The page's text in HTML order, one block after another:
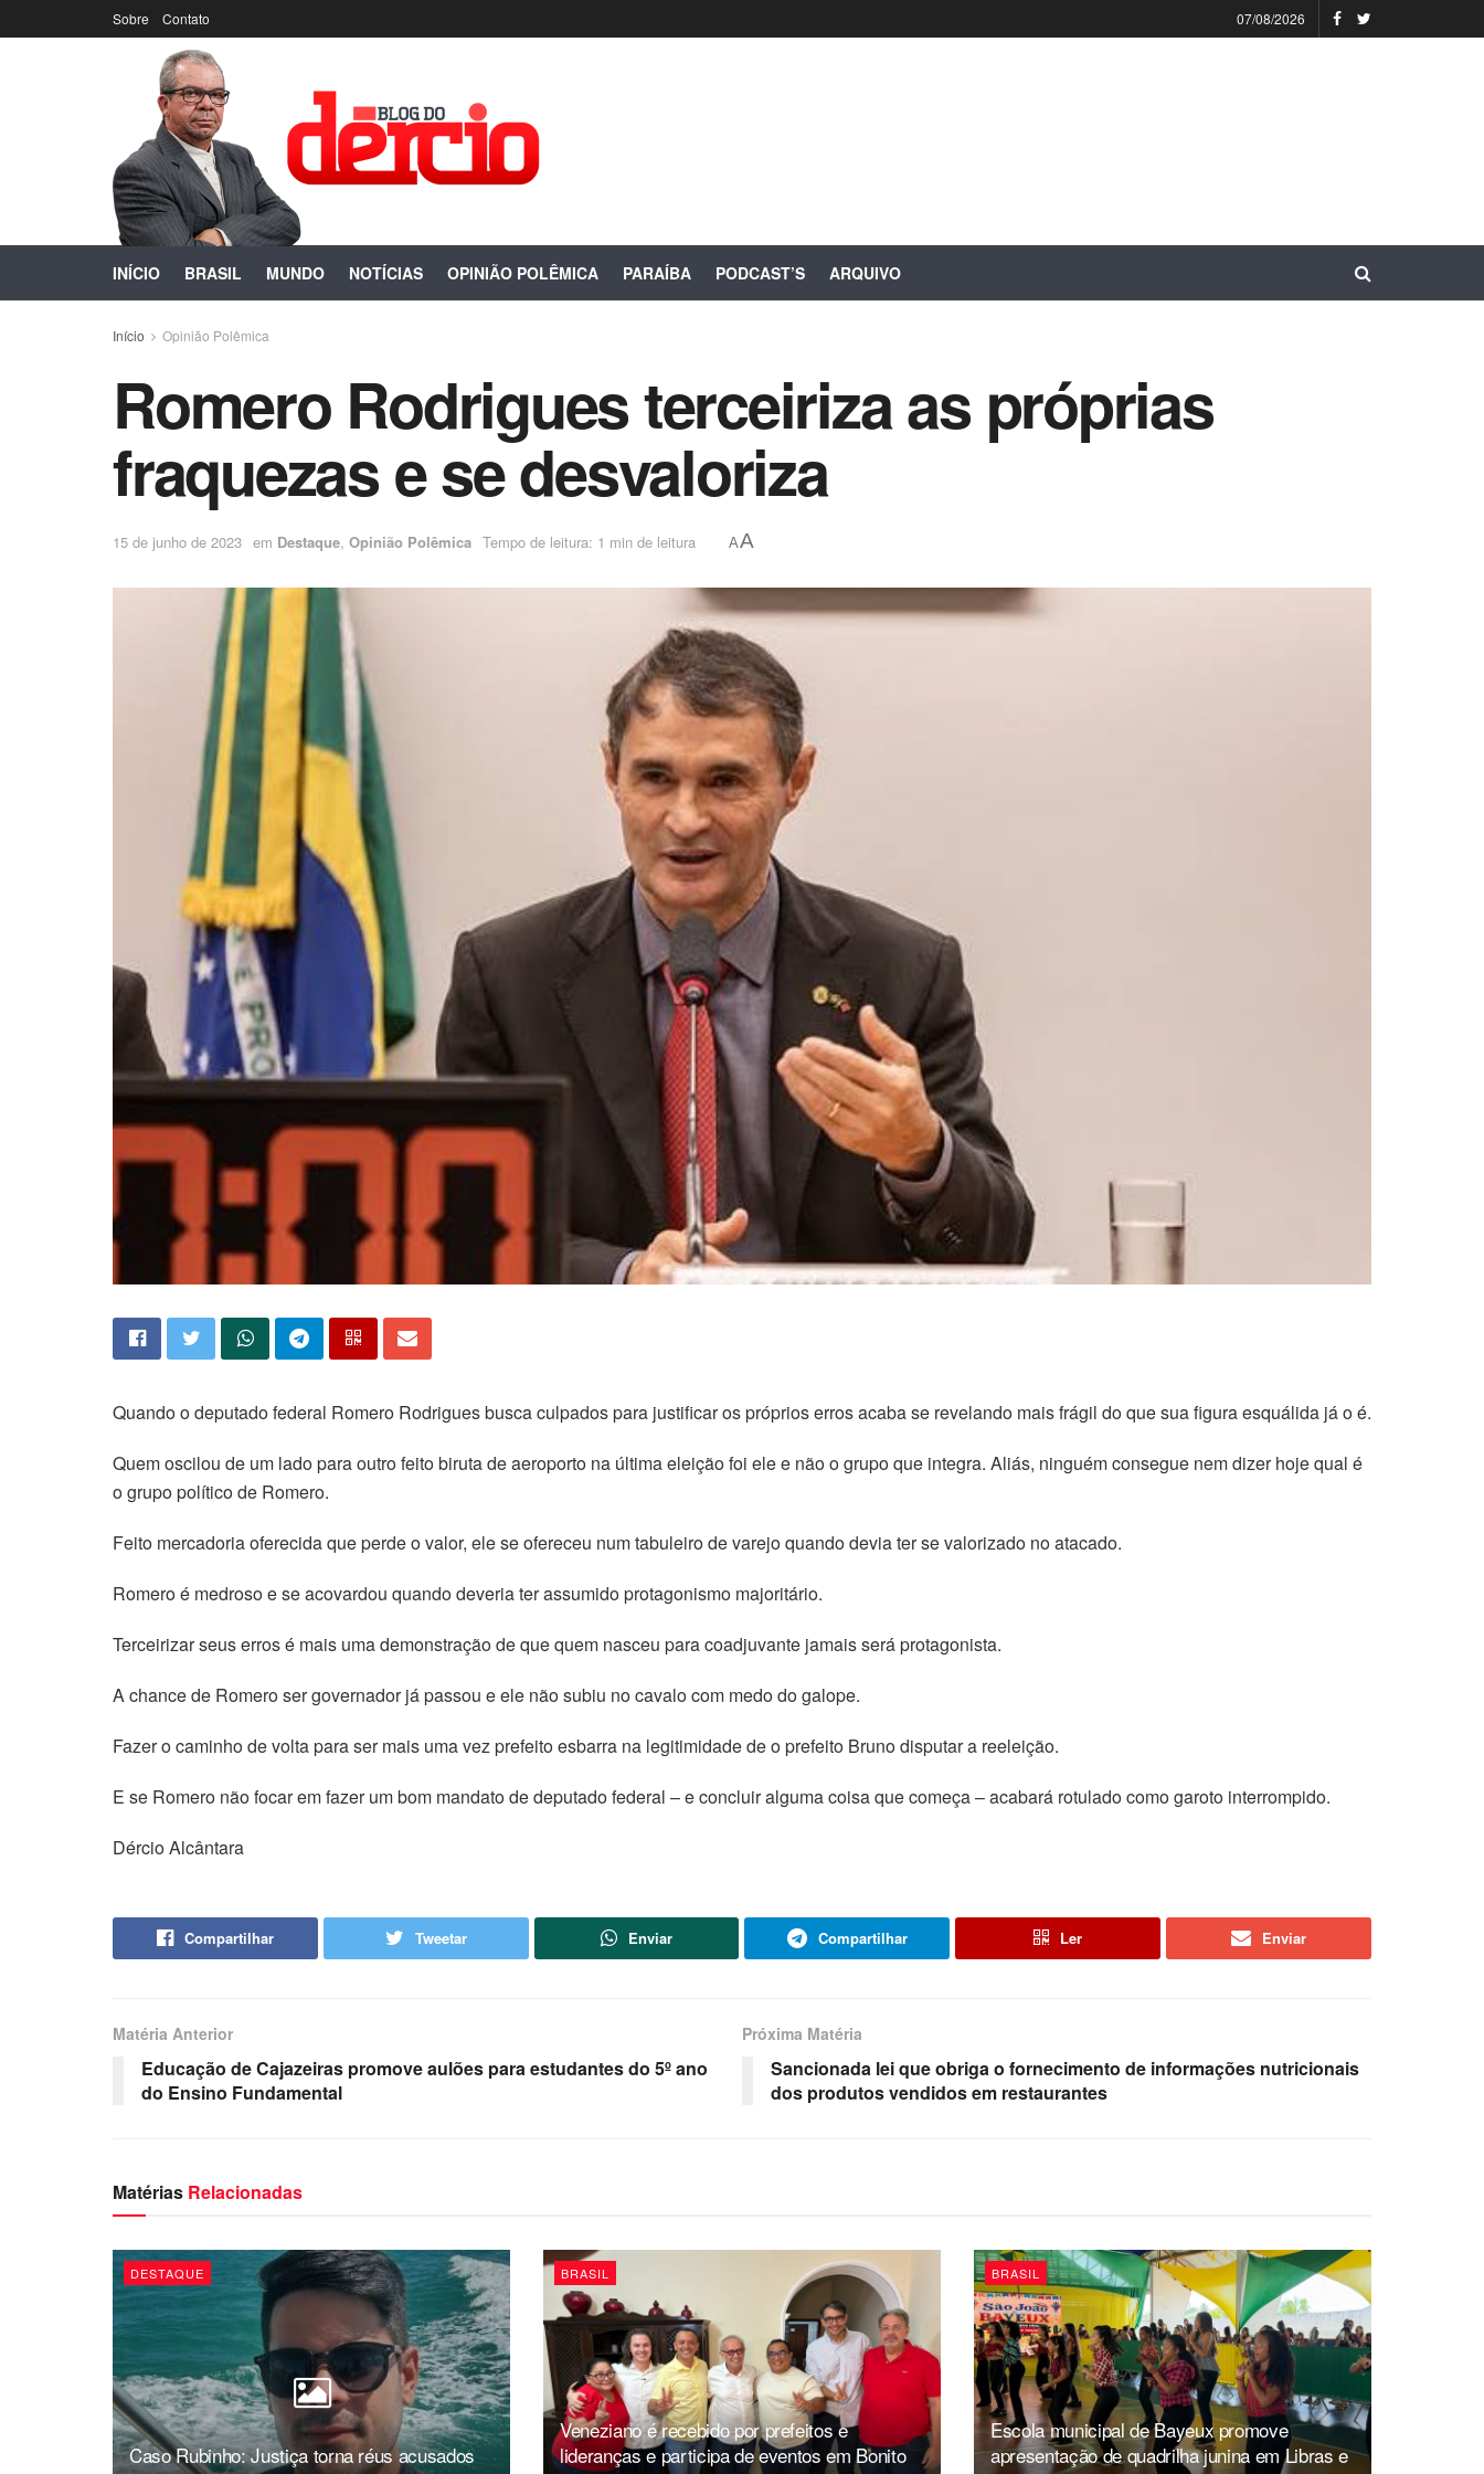
Sobre Contato 07/08/2026
INÍCIO BRASIL MUNDO NOTÍCIAS OPINIÃO POLÊMICA PARAÍBA PODCAST’S ARQUIVO
Início Opinião Polêmica
Romero Rodrigues terceiriza as próprias
fraquezas e se desvaloriza
15 de junho de 2023 em Destaque, Opinião Polêmica Tempo de leitura: 1 min de leitura AA
Quando o deputado federal Romero Rodrigues busca culpados para justificar os próprios erros acaba se revelando mais frágil do que sua figura esquálida já o é.
Quem oscilou de um lado para outro feito biruta de aeroporto na última eleição foi ele e não o grupo que integra. Aliás, ninguém consegue nem dizer hoje qual é
o grupo político de Romero.
Feito mercadoria oferecida que perde o valor, ele se ofereceu num tabuleiro de varejo quando devia ter se valorizado no atacado.
Romero é medroso e se acovardou quando deveria ter assumido protagonismo majoritário.
Terceirizar seus erros é mais uma demonstração de que quem nasceu para coadjuvante jamais será protagonista.
A chance de Romero ser governador já passou e ele não subiu no cavalo com medo do galope.
Fazer o caminho de volta para ser mais uma vez prefeito esbarra na legitimidade de o prefeito Bruno disputar a reeleição.
E se Romero não focar em fazer um bom mandato de deputado federal – e concluir alguma coisa que começa – acabará rotulado como garoto interrompido.
Dércio Alcântara
Compartilhar Tweetar Enviar Compartilhar Ler Enviar
Matéria Anterior
Educação de Cajazeiras promove aulões para estudantes do 5º ano
do Ensino Fundamental
Próxima Matéria
Sancionada lei que obriga o fornecimento de informações nutricionais
dos produtos vendidos em restaurantes
Matérias Relacionadas
DESTAQUE
Caso Rubinho: Justiça torna réus acusados
BRASIL
Veneziano é recebido por prefeitos e
lideranças e participa de eventos em Bonito
BRASIL
Escola municipal de Bayeux promove
apresentação de quadrilha junina em Libras e